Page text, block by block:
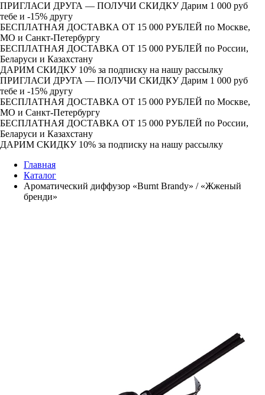
ПРИГЛАСИ ДРУГА — ПОЛУЧИ СКИДКУ Дарим 1 000 руб
тебе и -15% другу
БЕСПЛАТНАЯ ДОСТАВКА ОТ 15 000 РУБЛЕЙ по Москве,
МО и Санкт-Петербургу
БЕСПЛАТНАЯ ДОСТАВКА ОТ 15 000 РУБЛЕЙ по России,
Беларуси и Казахстану
ДАРИМ СКИДКУ 10% за подписку на нашу рассылку
ПРИГЛАСИ ДРУГА — ПОЛУЧИ СКИДКУ Дарим 1 000 руб
тебе и -15% другу
БЕСПЛАТНАЯ ДОСТАВКА ОТ 15 000 РУБЛЕЙ по Москве,
МО и Санкт-Петербургу
БЕСПЛАТНАЯ ДОСТАВКА ОТ 15 000 РУБЛЕЙ по России,
Беларуси и Казахстану
ДАРИМ СКИДКУ 10% за подписку на нашу рассылку
Главная
Каталог
Ароматический диффузор «Burnt Brandy» / «Жженый
бренди»